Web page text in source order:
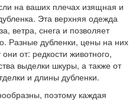
на ваших плечах изящная и
Эта верхняя одежда
ветра, снега и позволяет
Разные дубленки, цены на них
от: редкости животного,
выделки шкуры, а также от
и длины дубленки.
поэтому каждая